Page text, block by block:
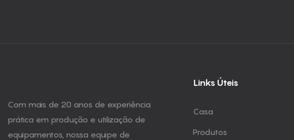
Com mais de 20 anos de experiência
prática em produção e utilização de
equipamentos, nossa equipe de
Links Úteis
Casa
Produtos